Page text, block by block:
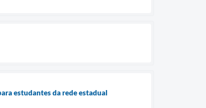
estudantes da rede estadual